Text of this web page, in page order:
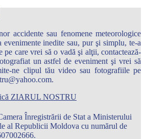
accidente sau fenomene meteorologice
evenimente inedite sau, pur şi simplu, te-a
pe care vrei să o vadă şi alţii, contactează-
un astfel de eveniment şi vrei să
ne clipul tău video sau fotografiile pe
Înregistrării de Stat a Ministerului
al Republicii Moldova cu numărul de